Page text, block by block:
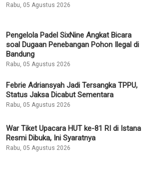
Rabu, 05 Agustus 2026
Pengelola Padel SixNine Angkat Bicara
soal Dugaan Penebangan Pohon Ilegal di
Bandung
Rabu, 05 Agustus 2026
Febrie Adriansyah Jadi Tersangka TPPU,
Status Jaksa Dicabut Sementara
Rabu, 05 Agustus 2026
War Tiket Upacara HUT ke-81 RI di Istana
Resmi Dibuka, Ini Syaratnya
Rabu, 05 Agustus 2026